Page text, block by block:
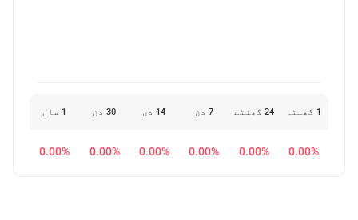
1 گھنٹہ 24 گھنٹے 7 دن 14 دن 30 دن 1 سال
0.00%
0.00%
0.00%
0.00%
0.00%
0.00%